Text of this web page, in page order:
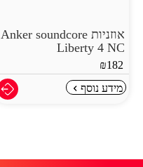
אוזניות Anker soundcore
Liberty 4 NC
₪182
מידע נוסף